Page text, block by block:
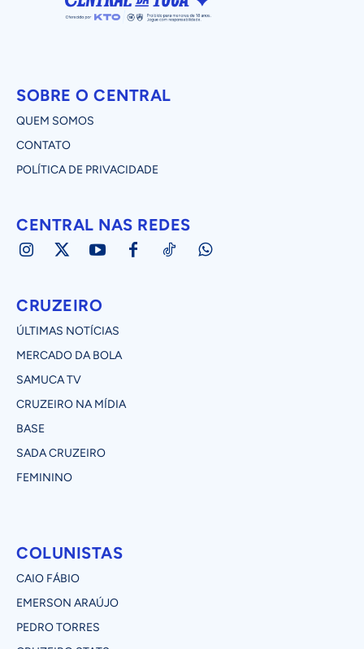
SOBRE O CENTRAL
QUEM SOMOS
CONTATO
POLÍTICA DE PRIVACIDADE
CENTRAL NAS REDES
CRUZEIRO
ÚLTIMAS NOTÍCIAS
MERCADO DA BOLA
SAMUCA TV
CRUZEIRO NA MÍDIA
BASE
SADA CRUZEIRO
FEMININO
COLUNISTAS
CAIO FÁBIO
EMERSON ARAÚJO
PEDRO TORRES